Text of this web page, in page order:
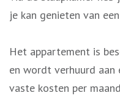
je kan genieten van
Het appartement is
en wordt verhuurd aan
vaste kosten per